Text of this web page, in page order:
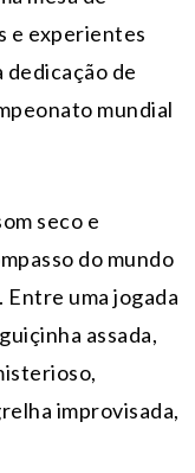
e experientes
dedicação de
mundial
seco e
do mundo
uma jogada
assada,
improvisada,